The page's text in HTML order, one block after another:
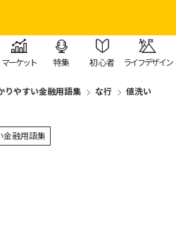
マーケット 特集 初心者 ライフデザイン
りやすい金融用語集 な行 値洗い
金融用語集